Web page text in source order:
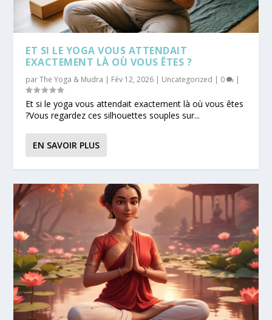
ET SI LE YOGA VOUS ATTENDAIT
EXACTEMENT LÀ OÙ VOUS ÊTES ?
parThe Yoga & Mudra | Fév 12, 2026 | Uncategorized | 0 |
Et si le yoga vous attendait exactement là où vous êtes
?Vous regardez ces silhouettes souples sur...
EN SAVOIR PLUS